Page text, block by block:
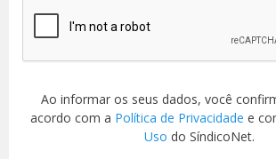
Ao informar os seus dados, você
acordo com a Política de Privacidade e
Uso do SíndicoNet.